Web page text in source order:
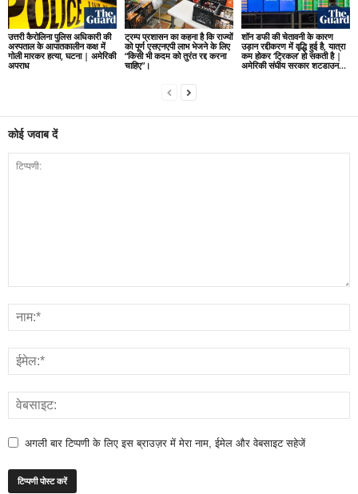
उत्तरी कैरोलिना पुलिस अधिकारी की
अस्पताल के आपातकालीन कक्ष में
गोली मारकर हत्या, घटना | अमेरिकी
अपराध
ट्रम्प प्रशासन का कहना है कि राज्यों
को पूर्ण एसएनएपी लाभ भेजने के लिए
“किसी भी कदम को तुरंत रद्द करना
चाहिए”।
शॉन डफी की चेतावनी के कारण
उड़ान रद्दीकरण में वृद्धि हुई है, यात्रा
कम होकर ‘ट्रिकल’ हो सकती है |
अमेरिकी संघीय सरकार शटडाउन...
कोई जवाब दें
अगली बार टिप्पणी के लिए इस ब्राउज़र में मेरा नाम, ईमेल और वेबसाइट सहेजें